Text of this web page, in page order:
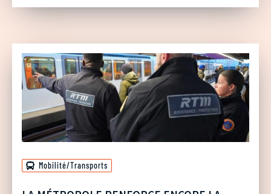
Mobilité/Transports